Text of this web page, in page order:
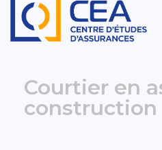
Courtier en
construction